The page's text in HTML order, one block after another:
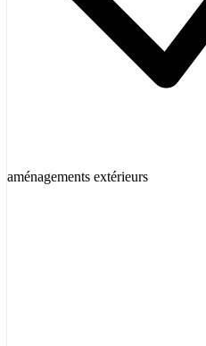
aménagements extérieurs